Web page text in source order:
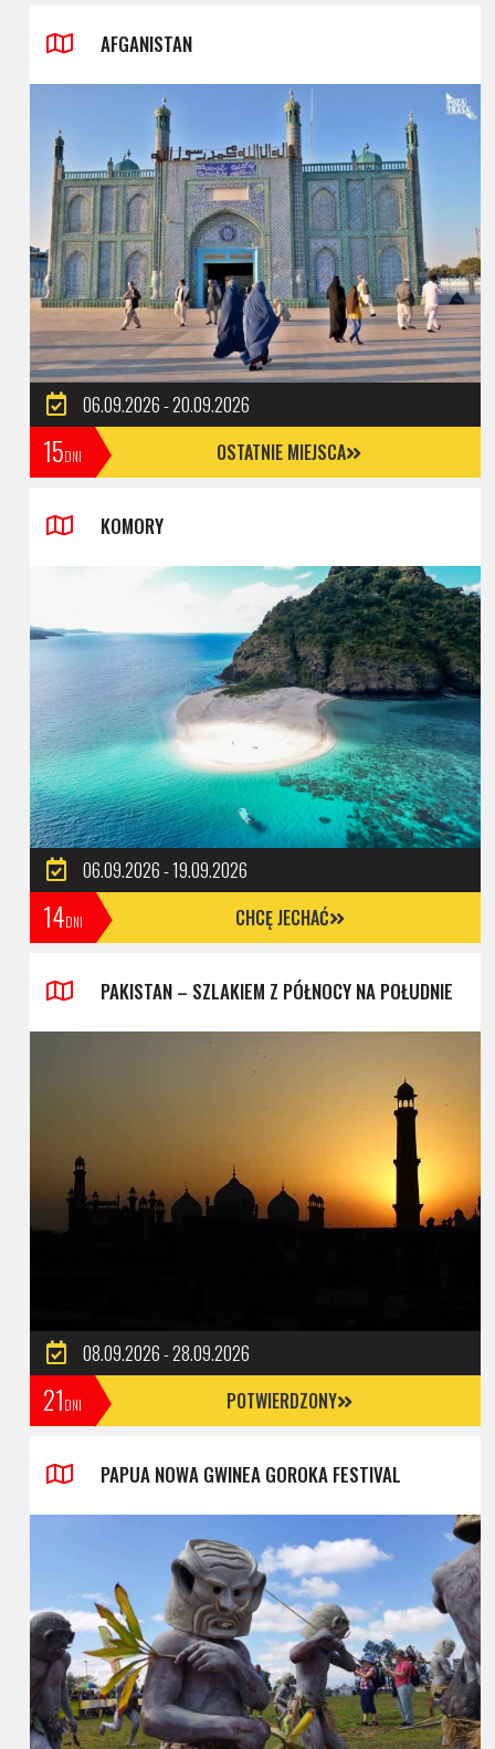
AFGANISTAN
06.09.2026 - 20.09.2026
15DNI OSTATNIE MIEJSCA
KOMORY
06.09.2026 - 19.09.2026
14DNI CHCĘ JECHAĆ
PAKISTAN – SZLAKIEM Z PÓŁNOCY NA POŁUDNIE
08.09.2026 - 28.09.2026
21DNI POTWIERDZONY
PAPUA NOWA GWINEA GOROKA FESTIVAL